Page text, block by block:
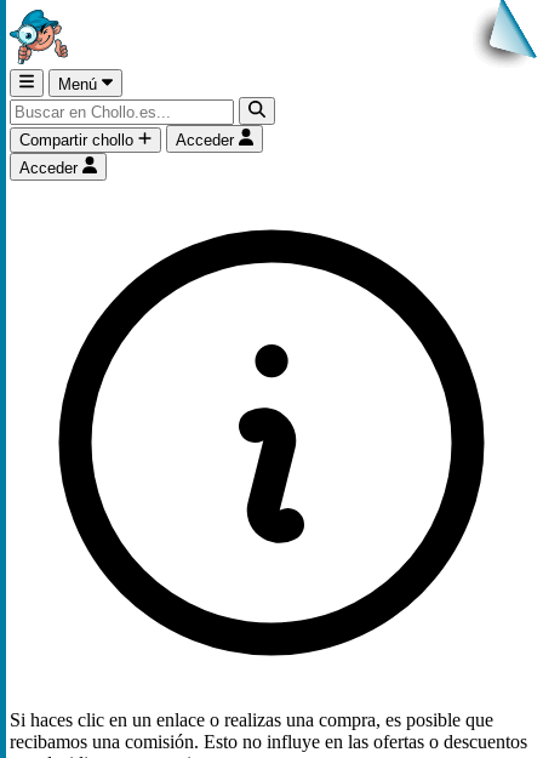
Menú
Compartir chollo
Acceder
Acceder
Si haces clic en un enlace o realizas una compra, es posible que
recibamos una comisión. Esto no influye en las ofertas o descuentos